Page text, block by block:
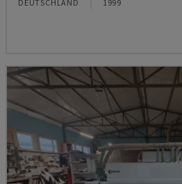
DEUTSCHLAND 1999